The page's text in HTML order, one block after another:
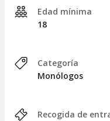
Edad mínima
18
Categoría
Monólogos
Recogida de